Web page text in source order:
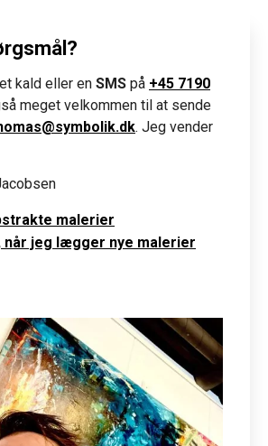
kald eller en SMS på +45 7190
meget velkommen til at sende
. Jeg vender
malerier
når jeg lægger nye malerier